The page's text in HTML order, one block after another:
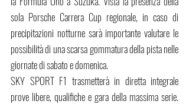
sola Porsche Carrera Cup regionale, in caso di
precipitazioni notturne sarà importante valutare le
possibilità di una scarsa gommatura della pista nelle
giornate di sabato e domenica.
SKY SPORT F1 trasmetterà in diretta integrale